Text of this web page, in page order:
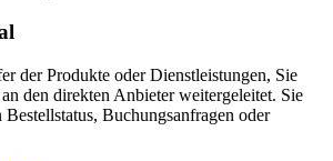
der Produkte oder Dienstleistungen, Sie
den direkten Anbieter weitergeleitet. Sie
Buchungsanfragen oder